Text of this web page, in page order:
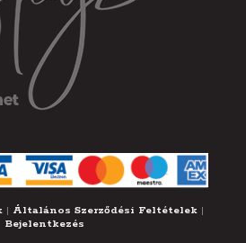
| Általános Szerződési Feltételek|
Bejelentkezés